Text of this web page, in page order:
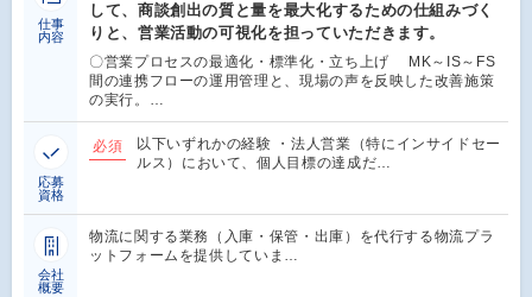
仕事
内容
して、商談創出の質と量を最大化するための仕組みづく
りと、営業活動の可視化を担っていただきます。
〇営業プロセスの最適化・標準化・立ち上げ MK～IS～FS
間の連携フローの運用管理と、現場の声を反映した改善施策
の実行。…
応募
資格
必須
以下いずれかの経験 ・法人営業（特にインサイドセー
ルス）において、個人目標の達成だ…
会社
概要
物流に関する業務（入庫・保管・出庫）を代行する物流プラ
ットフォームを提供していま…